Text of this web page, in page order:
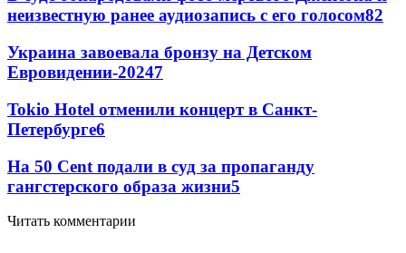
неизвестную ранее аудиозапись с его голосом82
Украина завоевала бронзу на Детском
Евровидении-20247
Tokio Hotel отменили концерт в Санкт-
Петербурге6
На 50 Cent подали в суд за пропаганду
гангстерского образа жизни5
Читать комментарии